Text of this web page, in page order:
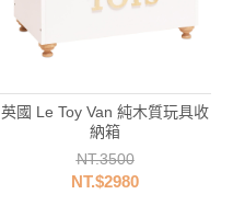
英國 Le Toy Van 純木質玩具收
納箱
NT.3500
NT.$2980